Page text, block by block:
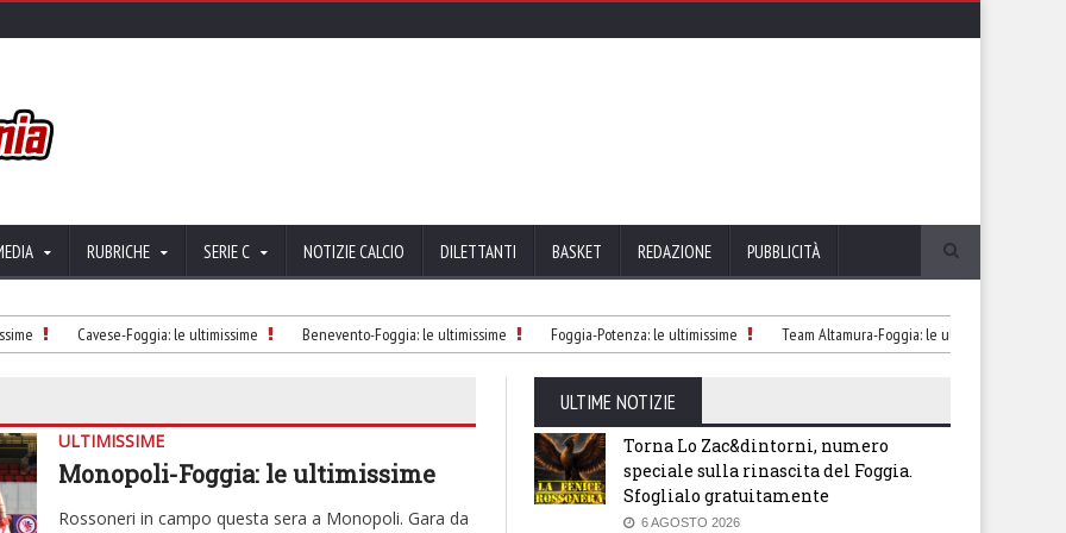
RUBRICHE SERIE C NOTIZIE CALCIO DILETTANTI BASKET REDAZIONE PUBBLICITÀ
Cavese-Foggia: le ultimissime Benevento-Foggia: le ultimissime Foggia-Potenza: le ultimissime Team Altamura-Foggia: le ultimissime
ULTIMISSIME
Monopoli-Foggia: le ultimissime
Rossoneri in campo questa sera a Monopoli. Gara da
ULTIME NOTIZIE
Torna Lo Zac&dintorni, numero
speciale sulla rinascita del Foggia.
Sfoglialo gratuitamente
6 AGOSTO 2026